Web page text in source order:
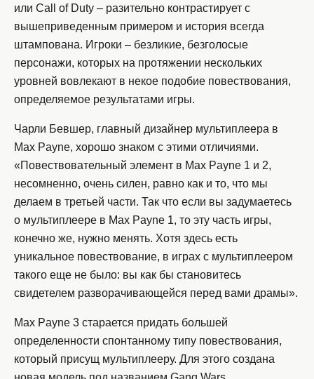
или Call of Duty – разительно контрастирует с
вышеприведенным примером и история всегда
штампована. Игроки – безликие, безголосые
персонажи, которых на протяжении нескольких
уровней вовлекают в некое подобие повествования,
определяемое результатами игры.
Чарли Бевшер, главный дизайнер мультиплеера в
Max Payne, хорошо знаком с этими отличиями.
«Повествовательный элемент в Max Payne 1 и 2,
несомненно, очень силен, равно как и то, что мы
делаем в третьей части. Так что если вы задумаетесь
о мультиплеере в Max Payne 1, то эту часть игры,
конечно же, нужно менять. Хотя здесь есть
уникальное повествование, в играх с мультиплеером
такого еще не было: вы как бы становитесь
свидетелем разворачивающейся перед вами драмы».
Max Payne 3 старается придать большей
определенности спонтанному типу повествования,
который присущ мультиплееру. Для этого создана